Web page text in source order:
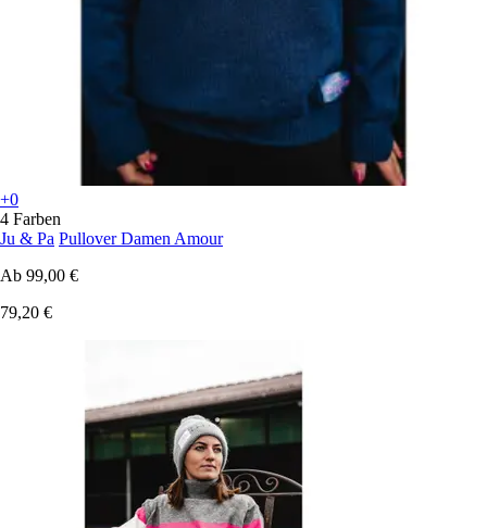
+0
4 Farben
Ju & Pa Pullover Damen Amour
Ab 99,00 €
79,20 €